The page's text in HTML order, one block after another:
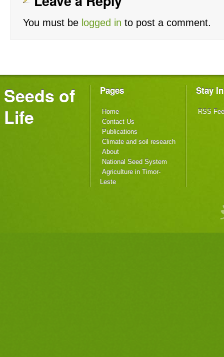
You must be logged in to post a comment.
Seeds of
Life
Pages
Home
Contact Us
Publications
Climate and soil research
About
National Seed System
Agriculture in Timor-
Leste
Stay
RSS